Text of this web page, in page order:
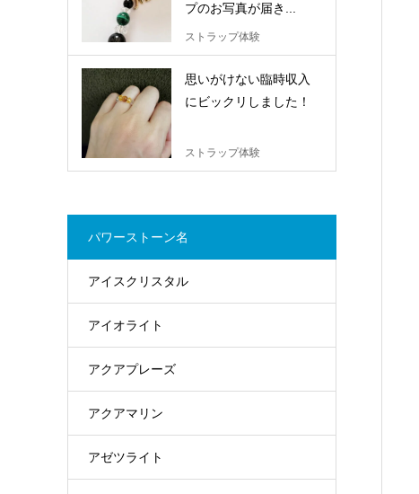
プのお写真が届き...
ストラップ体験
思いがけない臨時収入
にビックリしました！
ストラップ体験
パワーストーン名
アイスクリスタル
アイオライト
アクアプレーズ
アクアマリン
アゼツライト